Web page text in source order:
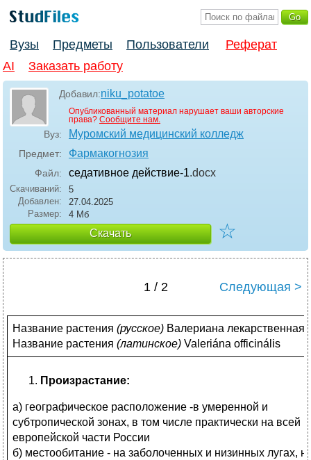
Вузы Предметы Пользователи
Реферат
AI
Заказать работу
Добавил:niku_potatoe
Опубликованный материал нарушает ваши авторские
права? Сообщите нам.
Вуз: Муромский медицинский колледж
Предмет: Фармакогнозия
Файл: седативное действие-1.docx
Скачиваний:
5
Добавлен:
27.04.2025
Размер:
4 Мб
Скачать ☆
1 / 2 Следующая >
Название растения (русское) Валериана лекарственная
Название растения (латинское) Valeriána officinális
Произрастание:
а) географическое расположение -в умеренной и
субтропической зонах, в том числе практически на всей
европейской части России
б) местообитание - на заболоченных и низинных лугах,